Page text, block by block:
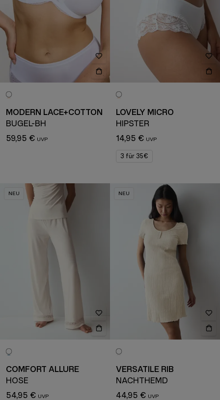
MODERN LACE+COTTON
BÜGEL-BH
59,95 €
LOVELY MICRO
HIPSTER
14,95 €
3 für 35€
NEU
COMFORT ALLURE
HOSE
54,95 €
NEU
VERSATILE RIB
NACHTHEMD
44,95 €